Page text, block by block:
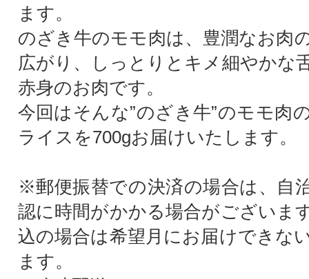
ます。
のざき牛のモモ肉は、豊潤なお肉
広がり、しっとりとキメ細やかな
赤身のお肉です。
今回はそんな”のざき牛”のモモ肉
ライスを700gお届けいたします。
※郵便振替での決済の場合は、自
認に時間がかかる場合がございま
込の場合は希望月にお届けできな
ます。